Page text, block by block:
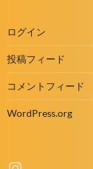
ログイン
投稿フィード
コメントフィード
WordPress.org